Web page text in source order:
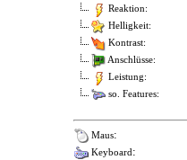
Reaktion:
Helligkeit:
Kontrast:
Anschlüsse:
Leistung:
so. Features:
Maus:
Keyboard: